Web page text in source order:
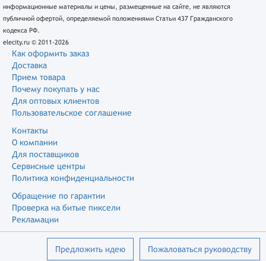
информационные материалы и цены, размещенные на сайте, не являются
публичной офертой, определяемой положениями Статьи 437 Гражданского
кодекса РФ.
elecity.ru © 2011-2026
Как оформить заказ
Доставка
Прием товара
Почему покупать у нас
Для оптовых клиентов
Пользовательское соглашение
Контакты
О компании
Для поставщиков
Сервисные центры
Политика конфиденциальности
Обращение по гарантии
Проверка на битые пиксели
Рекламации
Пожаловаться руководству
Предложить идею